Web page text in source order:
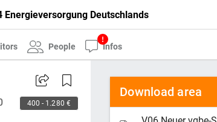
Energieversorgung Deutschlands
People Infos
400 - 1.280 €
Download area